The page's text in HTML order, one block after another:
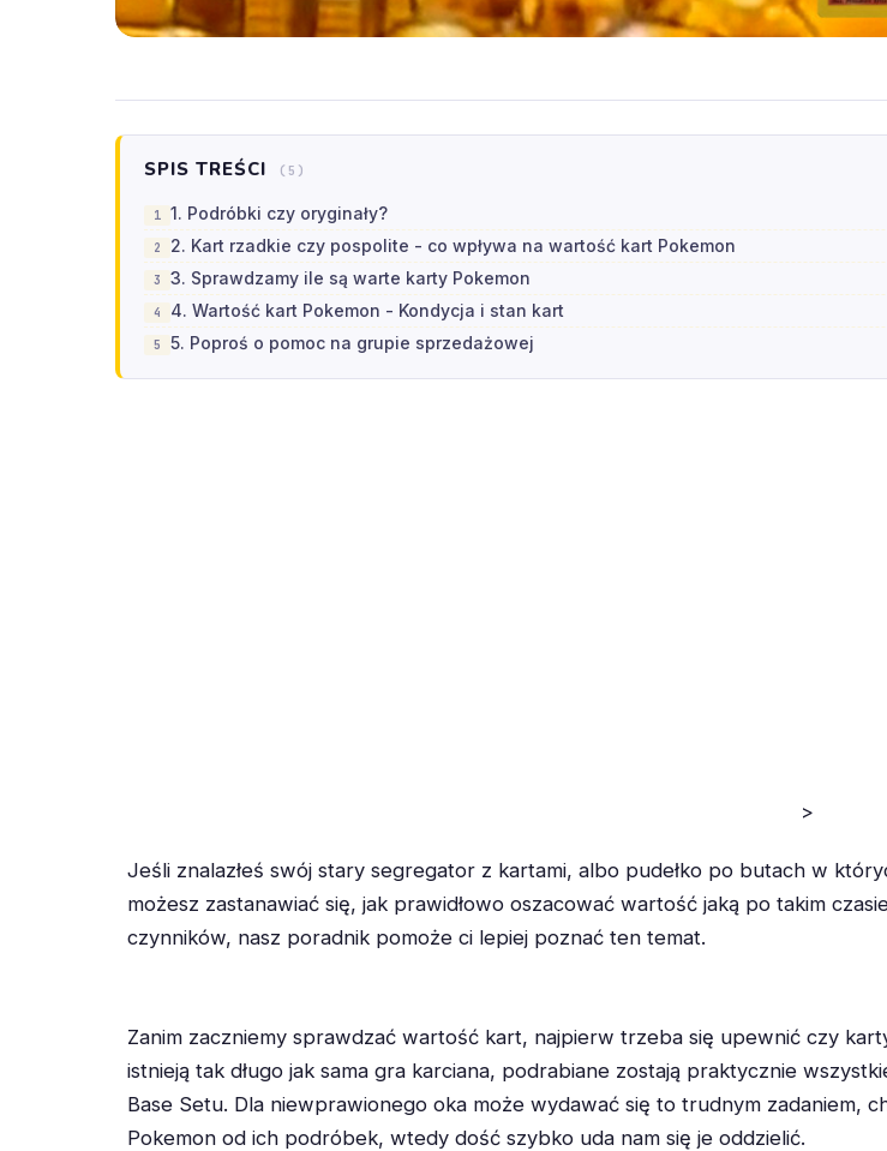
SPIS TREŚCI (5)
1. Podróbki czy oryginały?
2. Kart rzadkie czy pospolite - co wpływa na wartość kart Pokemon
3. Sprawdzamy ile są warte karty Pokemon
4. Wartość kart Pokemon - Kondycja i stan kart
5. Poproś o pomoc na grupie sprzedażowej
>
Jeśli znalazłeś swój stary segregator z kartami, albo pudełko po butach w
możesz zastanawiać się, jak prawidłowo oszacować wartość jaką po takim
czynników, nasz poradnik pomoże ci lepiej poznać ten temat.
Zanim zaczniemy sprawdzać wartość kart, najpierw trzeba się upewnić czy
istnieją tak długo jak sama gra karciana, podrabiane zostają praktycznie
Base Setu. Dla niewprawionego oka może wydawać się to trudnym zadaniem,
Pokemon od ich podróbek, wtedy dość szybko uda nam się je oddzielić.